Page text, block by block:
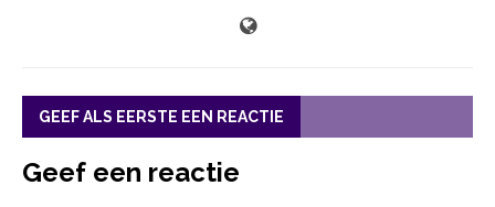
GEEF ALS EERSTE EEN REACTIE
Geef een reactie